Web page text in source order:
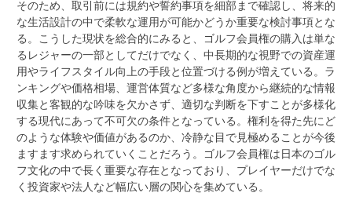
そのため、取引前には規約や誓約事項を細部まで確認し、将来的
な生活設計の中で柔軟な運用が可能かどうか重要な検討事項とな
る。こうした現状を総合的にみると、ゴルフ会員権の購入は単な
るレジャーの一部としてだけでなく、中長期的な視野での資産運
用やライフスタイル向上の手段と位置づける例が増えている。ラ
ンキングや価格相場、運営体質など多様な角度から継続的な情報
収集と客観的な吟味を欠かさず、適切な判断を下すことが多様化
する現代にあって不可欠の条件となっている。権利を得た先にど
のような体験や価値があるのか、冷静な目で見極めることが今後
ますます求められていくことだろう。ゴルフ会員権は日本のゴル
フ文化の中で長く重要な存在となっており、プレイヤーだけでな
く投資家や法人など幅広い層の関心を集めている。